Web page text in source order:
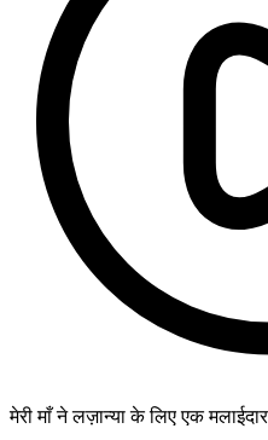
मेरी माँ ने लज़ान्या के लिए एक